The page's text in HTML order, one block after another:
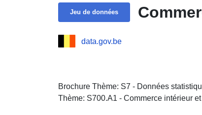
Jeu de données
data.gov.be
Brochure Thème: S7 - Données
Thème: S700.A1 - Commerce intérieur